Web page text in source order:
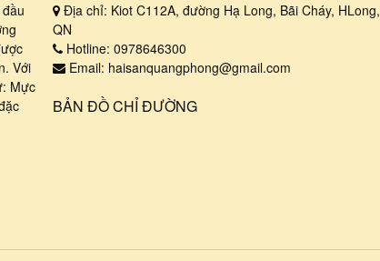
Với
Mực
Địa chỉ: Kiot C112A, đường Hạ Long, Bãi Cháy, HLong,
QN
Hotline: 0978646300
Email: haisanquangphong@gmail.com
BẢN ĐỒ CHỈ ĐƯỜNG